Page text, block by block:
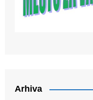
Arhiva